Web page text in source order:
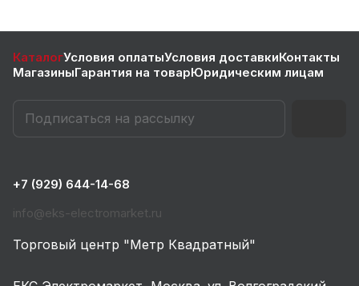
КаталогУсловия оплатыУсловия доставкиКонтакты
МагазиныГарантия на товарЮридическим лицам
+7 (929) 644-14-68
info@eks-electromarket.ru
Торговый центр "Метр Квадратный"